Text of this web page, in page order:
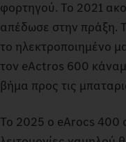
φορτηγού. Το 2021
απέδωσε στην πράξη.
το ηλεκτροποιημένο
τον eActros 600
βήμα προς τις
Το 2025 ο eArocs 400